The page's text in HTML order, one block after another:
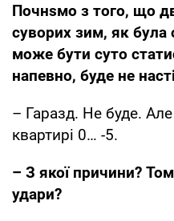
Почнsмо з того, що
суворих зим, як була
може бути суто
напевно, буде не
– Гаразд. Не буде.
квартирі 0… -5.
– З якої причини?
удари?